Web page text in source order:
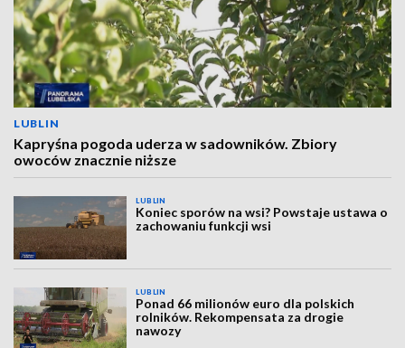
LUBLIN
Kapryśna pogoda uderza w sadowników. Zbiory
owoców znacznie niższe
LUBLIN
Koniec sporów na wsi? Powstaje ustawa o
zachowaniu funkcji wsi
LUBLIN
Ponad 66 milionów euro dla polskich
rolników. Rekompensata za drogie
nawozy